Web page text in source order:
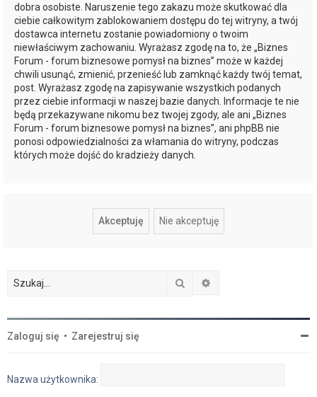
dobra osobiste. Naruszenie tego zakazu może skutkować dla
ciebie całkowitym zablokowaniem dostępu do tej witryny, a twój
dostawca internetu zostanie powiadomiony o twoim
niewłaściwym zachowaniu. Wyrażasz zgodę na to, że „Biznes
Forum - forum biznesowe pomysł na biznes” może w każdej
chwili usunąć, zmienić, przenieść lub zamknąć każdy twój temat,
post. Wyrażasz zgodę na zapisywanie wszystkich podanych
przez ciebie informacji w naszej bazie danych. Informacje te nie
będą przekazywane nikomu bez twojej zgody, ale ani „Biznes
Forum - forum biznesowe pomysł na biznes”, ani phpBB nie
ponosi odpowiedzialności za włamania do witryny, podczas
których może dojść do kradzieży danych.
Szukaj
Zaloguj się • Zarejestruj się
Nazwa użytkownika: